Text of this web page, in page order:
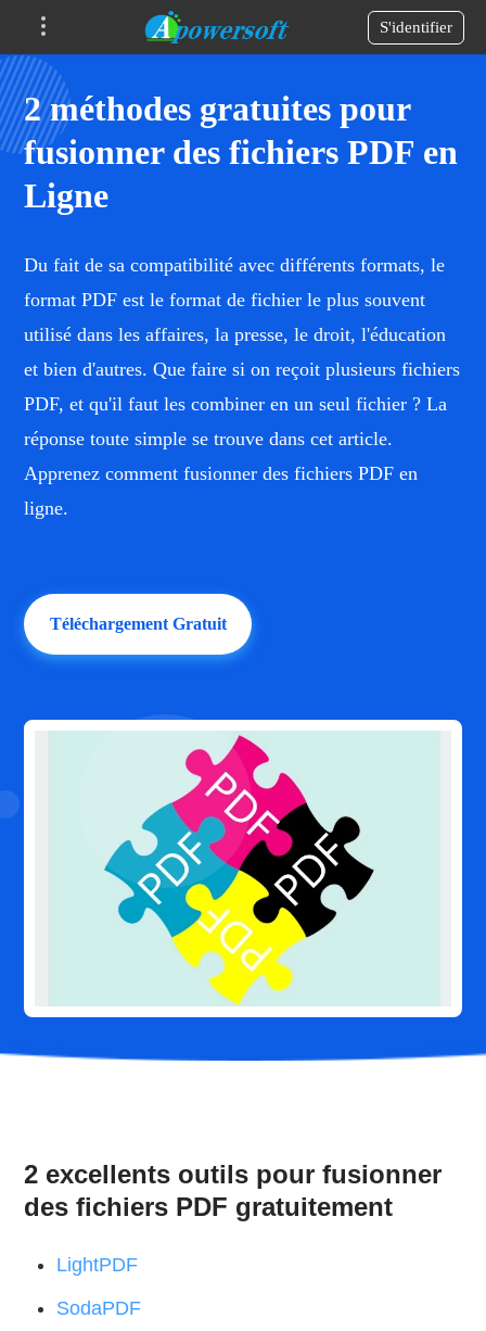
S'identifier
2 méthodes gratuites pour
fusionner des fichiers PDF en
Ligne
Du fait de sa compatibilité avec différents formats, le
format PDF est le format de fichier le plus souvent
utilisé dans les affaires, la presse, le droit, l'éducation
et bien d'autres. Que faire si on reçoit plusieurs fichiers
PDF, et qu'il faut les combiner en un seul fichier ? La
réponse toute simple se trouve dans cet article.
Apprenez comment fusionner des fichiers PDF en
ligne.
Téléchargement Gratuit
2 excellents outils pour fusionner
des fichiers PDF gratuitement
LightPDF
SodaPDF